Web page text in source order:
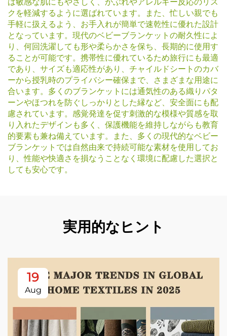
クを軽減するように選ばれています。また、忙しい親でも
手軽に扱えるよう、お手入れが簡単で速乾性に優れた設計
となっています。現代のベビーブランケットの耐久性によ
り、何回洗濯しても形や柔らかさを保ち、長期的に使用す
ることが可能です。携帯性に優れているため旅行にも最適
であり、サイズも適応性があり、チャイルドシートのカバ
ーから授乳時のプライバシー確保まで、さまざまな用途に
合います。多くのブランケットには通気性のある織りパタ
ーンやほつれを防ぐしっかりとした縁など、安全面にも配
慮されています。感覚発達を促す刺激的な模様や質感を取
り入れたデザインも多く、保護機能を維持しながらも教育
的要素も兼ね備えています。また、多くの現代的なベビー
ブランケットでは自然由来で持続可能な素材を使用してお
り、性能や快適さを損なうことなく環境に配慮した選択と
しても安心です。
実用的なヒント
19
Aug